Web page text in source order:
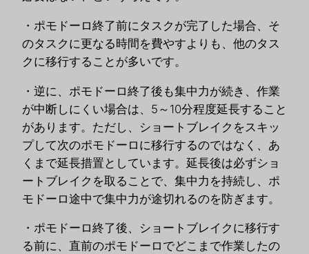
・ポモドーロ終了前にタスクが完了した場合、そ
のタスクに更なる時間を費やすよりも、他のタス
クに移行することが多いです。
・逆に、ポモドーロ終了後も集中力が続き、作業
が中断しにくい場合は、5～10分程度延長すること
があります。ただし、ショートブレイクをスキッ
プして次のポモドーロに移行するのではなく、あ
くまで延長措置としています。延長後は必ずショ
ートブレイクを取ることで、集中力を持続し、ポ
モドーロ途中で集中力が途切れるのを防ぎます。
・ポモドーロ終了後、ショートブレイクに移行す
る前に、直前のポモドーロでどこまで作業したの